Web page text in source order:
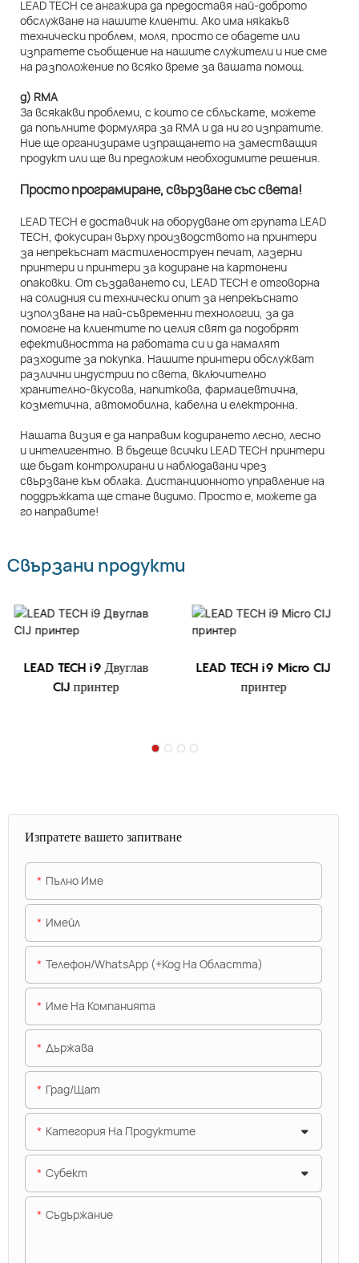
LEAD TECH се ангажира да предоставя най-доброто
обслужване на нашите клиенти. Ако има някакъв
технически проблем, моля, просто се обадете или
изпратете съобщение на нашите служители и ние сме
на разположение по всяко време за вашата помощ.
д) RMA
За всякакви проблеми, с които се сблъскате, можете
да попълните формуляра за RMA и да ни го изпратите.
Ние ще организираме изпращането на заместващия
продукт или ще ви предложим необходимите решения.
Просто програмиране, свързване със света!
LEAD TECH е доставчик на оборудване от групата LEAD
TECH, фокусиран върху производството на принтери
за непрекъснат мастиленоструен печат, лазерни
принтери и принтери за кодиране на картонени
опаковки. От създаването си, LEAD TECH е отговорна
на солидния си технически опит за непрекъснато
използване на най-съвременни технологии, за да
помогне на клиентите по целия свят да подобрят
ефективността на работата си и да намалят
разходите за покупка. Нашите принтери обслужват
различни индустрии по света, включително
хранително-вкусова, напиткова, фармацевтична,
козметична, автомобилна, кабелна и електронна.
Нашата визия е да направим кодирането лесно, лесно
и интелигентно. В бъдеще всички LEAD TECH принтери
ще бъдат контролирани и наблюдавани чрез
свързване към облака. Дистанционното управление на
поддръжката ще стане видимо. Просто е, можете да
го направите!
Свързани продукти
LEAD TECH i9 Двуглав
CIJ принтер
LEAD TECH i9 Micro CIJ
принтер
Изпратете вашето запитване
Пълно Име
Имейл
Телефон/WhatsApp (+Код На Областта)
Име На Компанията
Държава
Град/щат
Категория На Продуктите
Субект
Съдържание